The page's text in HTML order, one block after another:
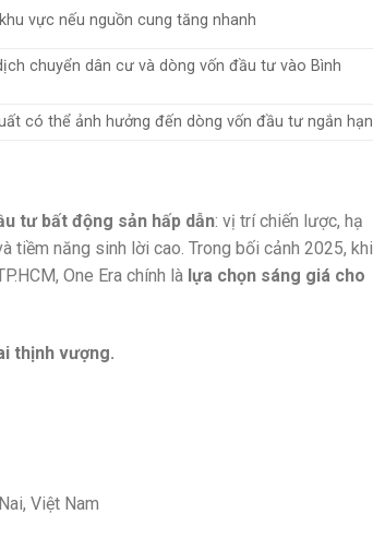
vực nếu nguồn cung tăng nhanh
chuyển dân cư và dòng vốn đầu tư vào Bình
có thể ảnh hưởng đến dòng vốn đầu tư ngắn hạn
tư bất động sản hấp dẫn: vị trí chiến lược, hạ
tiềm năng sinh lời cao. Trong bối cảnh 2025, khi
One Era chính là lựa chọn sáng giá cho
thịnh vượng.
Việt Nam